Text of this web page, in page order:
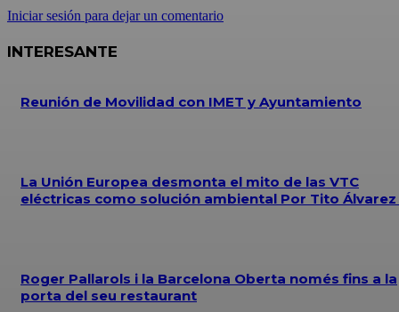
Iniciar sesión para dejar un comentario
INTERESANTE
Reunión de Movilidad con IMET y Ayuntamiento
La Unión Europea desmonta el mito de las VTC
eléctricas como solución ambiental Por Tito Álvarez
Roger Pallarols i la Barcelona Oberta només fins a la
porta del seu restaurant